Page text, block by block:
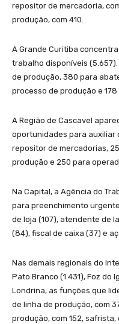
repositor de mercadoria,
produção, com 410.
A Grande Curitiba
trabalho disponíveis
de produção, 380 para
processo de produção e
A Região de Cascavel
oportunidades para auxiliar
repositor de mercadorias,
produção e 250 para
Na Capital, a Agência do
para preenchimento
de loja (107), atendente de
(84), fiscal de caixa (37) e
Nas demais regionais do
Pato Branco (1.431), Foz do
Londrina, as funções que
de linha de produção, com
produção, com 152,